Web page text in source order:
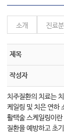
소개 진료
제목
작성자
치주질환의 치료는
케일링 및 치은 연하
활택술 스케일링이
질환을 예방하고 초